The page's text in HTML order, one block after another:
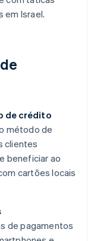
em Israel.
de crédito
método de
clientes
beneficiar ao
cartões locais
de pagamentos